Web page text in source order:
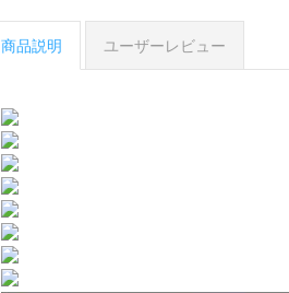
商品説明 ユーザーレビュー